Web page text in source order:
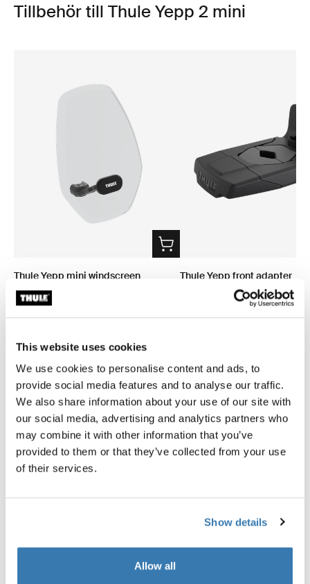
This website uses cookies
We use cookies to personalise content and ads, to
provide social media features and to analyse our traffic.
We also share information about your use of our site with
our social media, advertising and analytics partners who
may combine it with other information that you’ve
provided to them or that they’ve collected from your use
of their services.
Show details
Allow all
Tillbehör till Thule Yepp 2 mini
Thule Yepp mini windscreen
vindruta transparent
49,95 €
Thule Yepp front adapter
Toggle overview
Produktbeskrivning
Toggle features
Alla funktioner
Tekniska specifikationer